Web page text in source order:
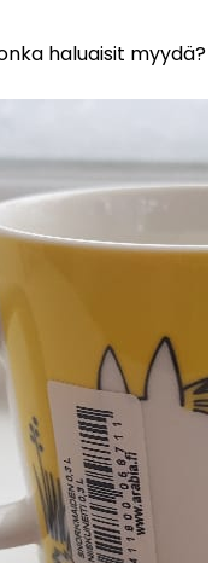
haluaisit myydä?